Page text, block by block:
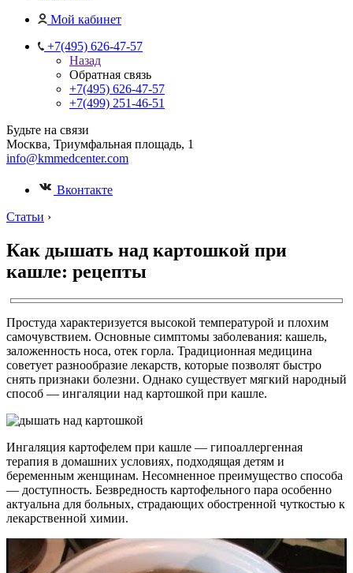
Мой кабинет
+7(495) 626-47-57
Назад
Обратная связь
+7(495) 626-47-57
+7(499) 251-46-51
Будьте на связи
Москва, Триумфальная площадь, 1
info@kmmedcenter.com
Вконтакте
Статьи ›
Как дышать над картошкой при
кашле: рецепты
Простуда характеризуется высокой температурой и плохим
самочувствием. Основные симптомы заболевания: кашель,
заложенность носа, отек горла. Традиционная медицина
советует разнообразие лекарств, которые позволят быстро
снять признаки болезни. Однако существует мягкий народный
способ — ингаляции над картошкой при кашле.
Ингаляция картофелем при кашле — гипоаллергенная
терапия в домашних условиях, подходящая детям и
беременным женщинам. Несомненное преимущество способа
— доступность. Безвредность картофельного пара особенно
актуальна для больных, страдающих обостренной чуткостью к
лекарственной химии.